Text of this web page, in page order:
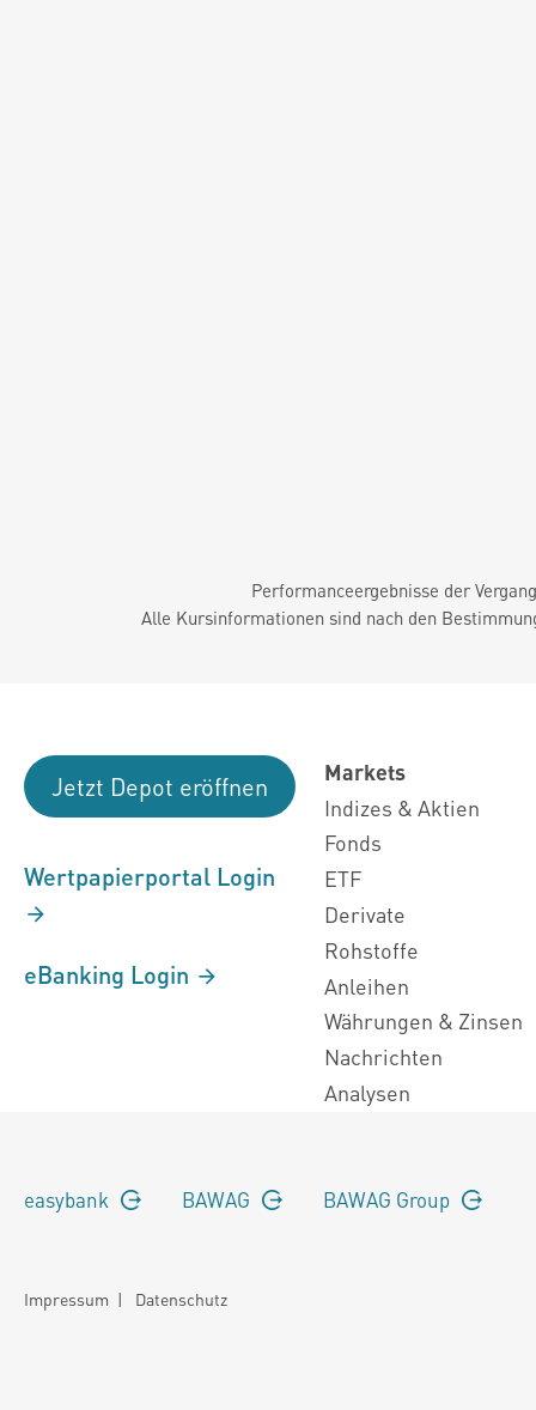
Performanceergebnisse der
Alle Kursinformationen sind nach den
Jetzt Depot eröffnen
Wertpapierportal Login
eBanking Login
Markets
Indizes & Aktien
Fonds
ETF
Derivate
Rohstoffe
Anleihen
Währungen & Zinsen
Nachrichten
Analysen
easybank BAWAG BAWAG Group
Impressum | Datenschutz